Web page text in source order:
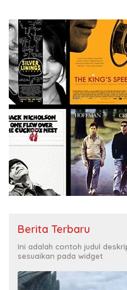
Berita Terbaru
Ini adalah contoh judul
sesuaikan pada widget